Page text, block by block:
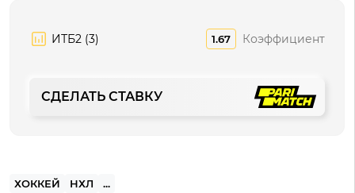
ИТБ2 (3) 1.67 Коэффициент
СДЕЛАТЬ СТАВКУ
ХОККЕЙ НХЛ ...